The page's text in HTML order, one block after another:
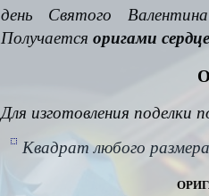
день Святого
Получается оригами
Для изготовления поделки
Квадрат любого